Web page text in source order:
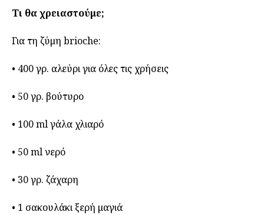
Τι θα χρειαστούμε;
Για τη ζύμη brioche:
• 400 γρ. αλεύρι για όλες τις χρήσεις
• 50 γρ. βούτυρο
• 100 ml γάλα χλιαρό
• 50 ml νερό
• 30 γρ. ζάχαρη
• 1 σακουλάκι ξερή μαγιά